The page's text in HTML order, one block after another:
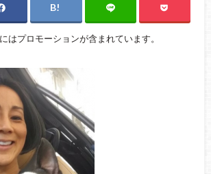
はプロモーションが含まれています。